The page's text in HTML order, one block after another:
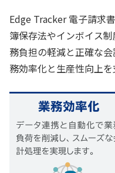
Edge Tracker 電子請求
簿保存法やインボイス
務負担の軽減と正確な
務効率化と生産性向上を